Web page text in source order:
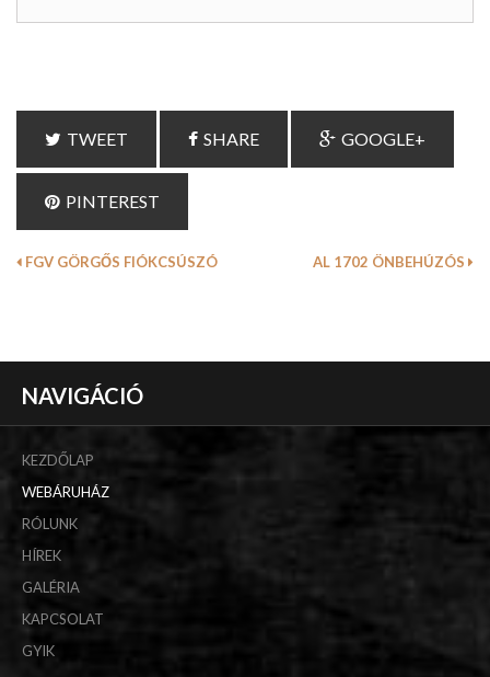
TWEET SHARE GOOGLE+
PINTEREST
FGV GÖRGŐS FIÓKCSÚSZÓ AL 1702 ÖNBEHÚZÓS
NAVIGÁCIÓ
KEZDŐLAP
WEBÁRUHÁZ
RÓLUNK
HÍREK
GALÉRIA
KAPCSOLAT
GYIK